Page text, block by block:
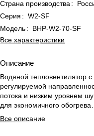
Страна производства :
Серия : W2-SF
Модель:
BHP-W2-70-SF
Все характеристики
Описание
Водяной тепловентилятор с
регулируемой
потока и низким уровнем
для экономичного обогрева
больших производственных
помещений.
Все описание